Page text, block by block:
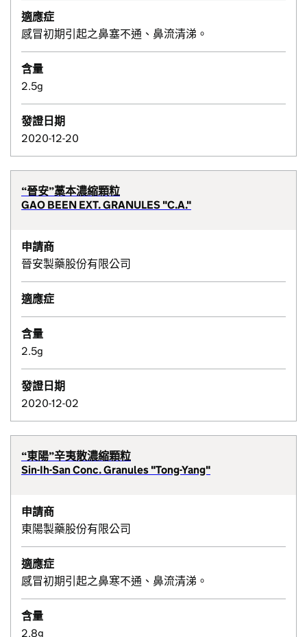
適應症
感冒初期引起之鼻塞不通、鼻流清涕。
含量
2.5g
發證日期
2020-12-20
“晉安”藁本濃縮顆粒
GAO BEEN EXT. GRANULES "C.A."
申請商
晉安製藥股份有限公司
適應症
含量
2.5g
發證日期
2020-12-02
“東陽”辛夷散濃縮顆粒
Sin-Ih-San Conc. Granules "Tong-Yang"
申請商
東陽製藥股份有限公司
適應症
感冒初期引起之鼻寒不通、鼻流清涕。
含量
2.8g